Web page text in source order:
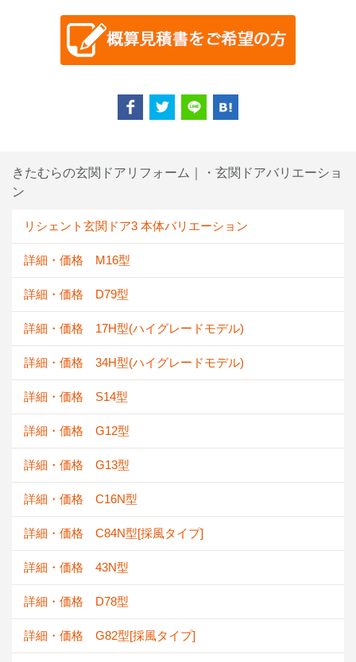
きたむらの玄関ドアリフォーム｜・玄関ドアバリエーショ
ン
リシェント玄関ドア3 本体バリエーション
詳細・価格 M16型
詳細・価格 D79型
詳細・価格 17H型(ハイグレードモデル)
詳細・価格 34H型(ハイグレードモデル)
詳細・価格 S14型
詳細・価格 G12型
詳細・価格 G13型
詳細・価格 C16N型
詳細・価格 C84N型[採風タイプ]
詳細・価格 43N型
詳細・価格 D78型
詳細・価格 G82型[採風タイプ]